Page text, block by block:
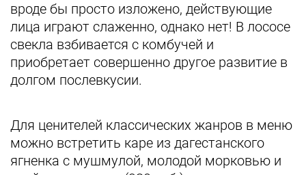
вроде бы просто изложено, действующие
лица играют слаженно, однако нет! В лососе
свекла взбивается с комбучей и
приобретает совершенно другое развитие в
долгом послевкусии.
Для ценителей классических жанров в меню
можно встретить каре из дагестанского
ягненка с мушмулой, молодой морковью и